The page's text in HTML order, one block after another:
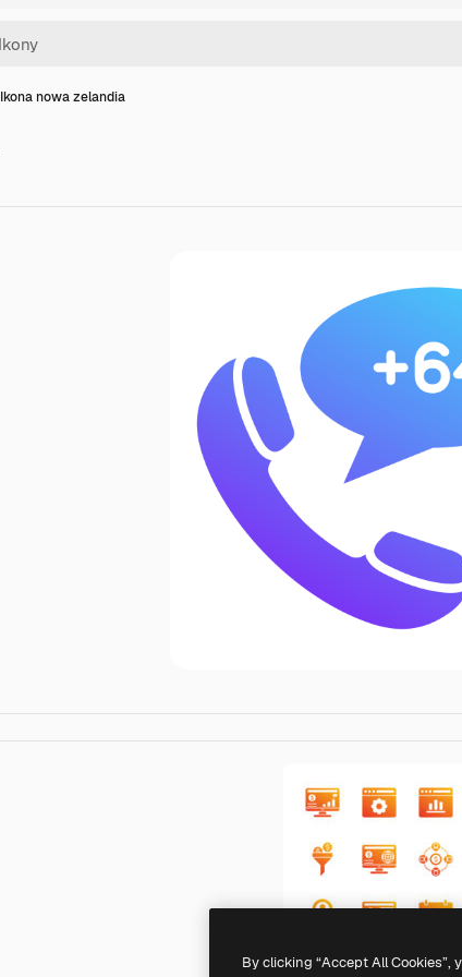
Ikona nowa zelandia
Generic gradient fill
By clicking “Accept All